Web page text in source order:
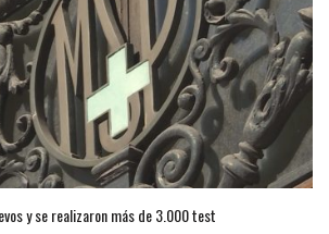
y se realizaron más de 3.000 test